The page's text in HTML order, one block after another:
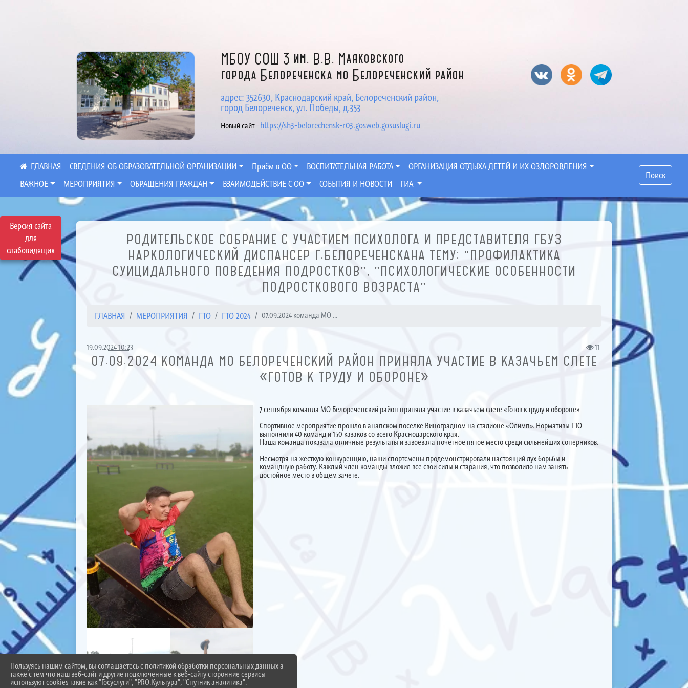
Версия сайта
для
слабовидящих
МБОУ СОШ 3 им. В.В. Маяковского
города Белореченска мо Белореченский район
адрес: 352630, Краснодарский край, Белореченский район,
город Белореченск, ул. Победы, д.353
Новый сайт - https://sh3-belorechensk-r03.gosweb.gosuslugi.ru
СВЕДЕНИЯ ОБ ОБРАЗОВАТЕЛЬНОЙ ОРГАНИЗАЦИИ Приём в ОО ВОСПИТАТЕЛЬНАЯ РАБОТА
ОРГАНИЗАЦИЯ ОТДЫХА ДЕТЕЙ И ИХ ОЗДОРОВЛЕНИЯ
ВАЖНОЕ
МЕРОПРИЯТИЯ ОБРАЩЕНИЯ ГРАЖДАН ВЗАИМОДЕЙСТВИЕ С ОО СОБЫТИЯ И НОВОСТИ ГИА
Поиск
РОДИТЕЛЬСКОЕ СОБРАНИЕ С УЧАСТИЕМ ПСИХОЛОГА И ПРЕДСТАВИТЕЛЯ ГБУЗ
НАРКОЛОГИЧЕСКИЙ ДИСПАНСЕР Г.БЕЛОРЕЧЕНСКАНА ТЕМУ: "ПРОФИЛАКТИКА
СУИЦИДАЛЬНОГО ПОВЕДЕНИЯ ПОДРОСТКОВ", "ПСИХОЛОГИЧЕСКИЕ ОСОБЕННОСТИ
ПОДРОСТКОВОГО ВОЗРАСТА"
ГЛАВНАЯ МЕРОПРИЯТИЯ ГТО ГТО 2024 07.09.2024 команда МО ...
19.09.2024 10:23 11
07.09.2024 КОМАНДА МО БЕЛОРЕЧЕНСКИЙ РАЙОН ПРИНЯЛА УЧАСТИЕ В КАЗАЧЬЕМ СЛЕТЕ
«ГОТОВ К ТРУДУ И ОБОРОНЕ»
7 сентября команда МО Белореченский район приняла участие в казачьем слете «Готов к труду и обороне»
Спортивное мероприятие прошло в анапском поселке Виноградном на стадионе «Олимп». Нормативы ГТО
выполнили 40 команд и 150 казаков со всего Краснодарского края.
Наша команда показала отличные результаты и завоевала почетное пятое место среди сильнейших соперников.
Несмотря на жесткую конкуренцию, наши спортсмены продемонстрировали настоящий дух борьбы и
командную работу. Каждый член команды вложил все свои силы и старания, что позволило нам занять
достойное место в общем зачете.
Пользуясь нашим сайтом, вы соглашаетесь с политикой обработки персональных данных а
также с тем что наш веб-сайт и другие подключенные к веб-сайту сторонние сервисы
используют cookies такие как "Госуслуги", "PRO.Культура", "Спутник аналитика".